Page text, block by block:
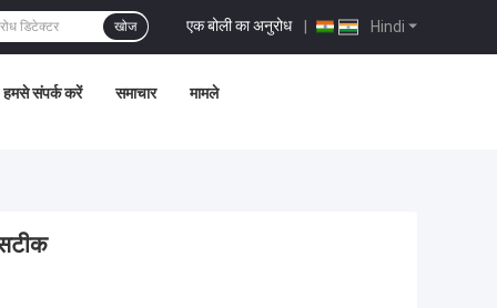
Hindi
एक बोली का अनुरोध |
खोज
हमसे संपर्क करें समाचार मामले